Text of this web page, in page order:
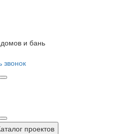
и бань
звонок
проектов